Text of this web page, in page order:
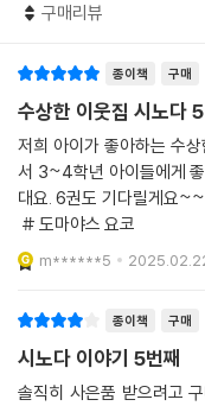
그런데 이곳을 안내하는
알고 보니 이곳에 초대받은
다. 그리고 그 가짜 시노다
촌! 아빠의 이름을 빌려 쓴
어라? 여우 친척과 얽힐 때
바다에서 온 초대장이라며
밀려온다. 바다에는 물요괴
온 바다신의 팔은 사라졌다
은 서로가 서로를 의심하는
구매리뷰
종이책 구매
수상한 이웃집 시노다 5
저희 아이가 좋아하는 수
서 3~4학년 아이들에게
대요. 6권도 기다릴게요
# 도마야스 요코
m******5
종이책 구매
시노다 이야기 5번째
솔직히 사은품 받으려고